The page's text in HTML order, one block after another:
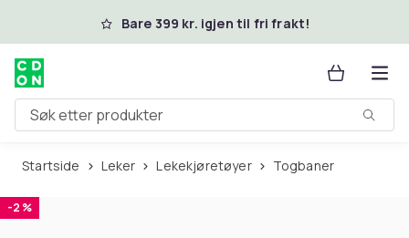
Hopp til hovedinnholdBare 399 kr. igjen til fri frakt!
Søk etter produkter
Startside Leker Lekekjøretøyer Togbaner
-2 %